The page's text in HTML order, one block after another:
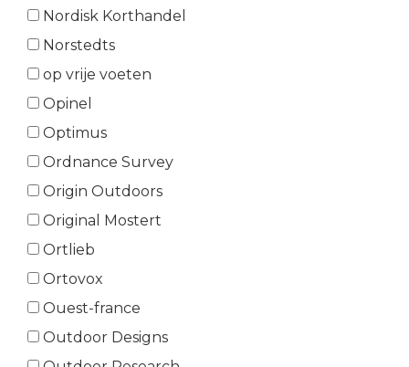
Nordisk Korthandel
Norstedts
op vrije voeten
Opinel
Optimus
Ordnance Survey
Origin Outdoors
Original Mostert
Ortlieb
Ortovox
Ouest-france
Outdoor Designs